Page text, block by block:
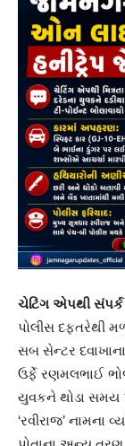
ચેટિંગ એપથી
પોલીસ દફતરેથી
સબ સેન્ટર
ઉર્ફે રણમલભાઈ
યુવકને થોડા
‘રવીરાજ’ નામના